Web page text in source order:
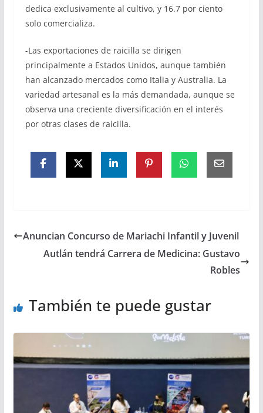
dedica exclusivamente al cultivo, y 16.7 por ciento
solo comercializa.
-Las exportaciones de raicilla se dirigen
principalmente a Estados Unidos, aunque también
han alcanzado mercados como Italia y Australia. La
variedad artesanal es la más demandada, aunque se
observa una creciente diversificación en el interés
por otras clases de raicilla.
Anuncian Concurso de Mariachi Infantil y Juvenil
Autlán tendrá Carrera de Medicina: Gustavo
Robles
También te puede gustar